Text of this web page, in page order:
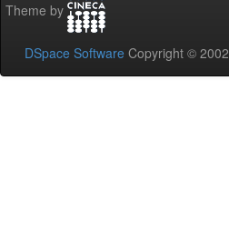
Theme by
DSpace Software Copyright ©